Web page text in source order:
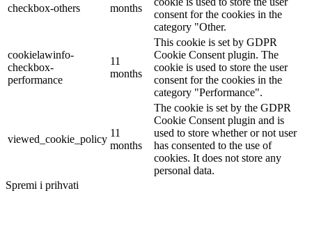
checkbox-others
months
consent for the cookies in the
category "Other.
cookielawinfo-
checkbox-
performance
11
months
This cookie is set by GDPR
Cookie Consent plugin. The
cookie is used to store the user
consent for the cookies in the
category "Performance".
viewed_cookie_policy
11
months
The cookie is set by the GDPR
Cookie Consent plugin and is
used to store whether or not user
has consented to the use of
cookies. It does not store any
personal data.
Spremi i prihvati